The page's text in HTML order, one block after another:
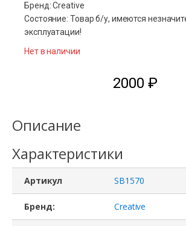
Бренд: Creative
Состояние: Товар б/у, имеются
эксплуатации!
Нет в наличии
2000 ₽
Описание
Характеристики
Артикул SB1570
Бренд: Creative